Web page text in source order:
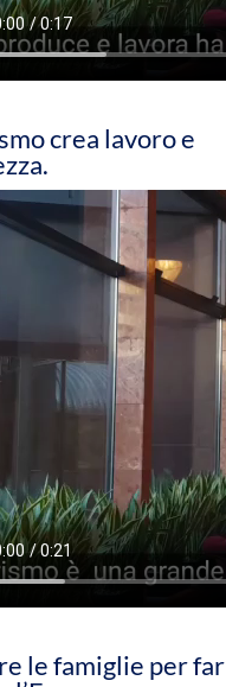
crea lavoro e
le famiglie per far